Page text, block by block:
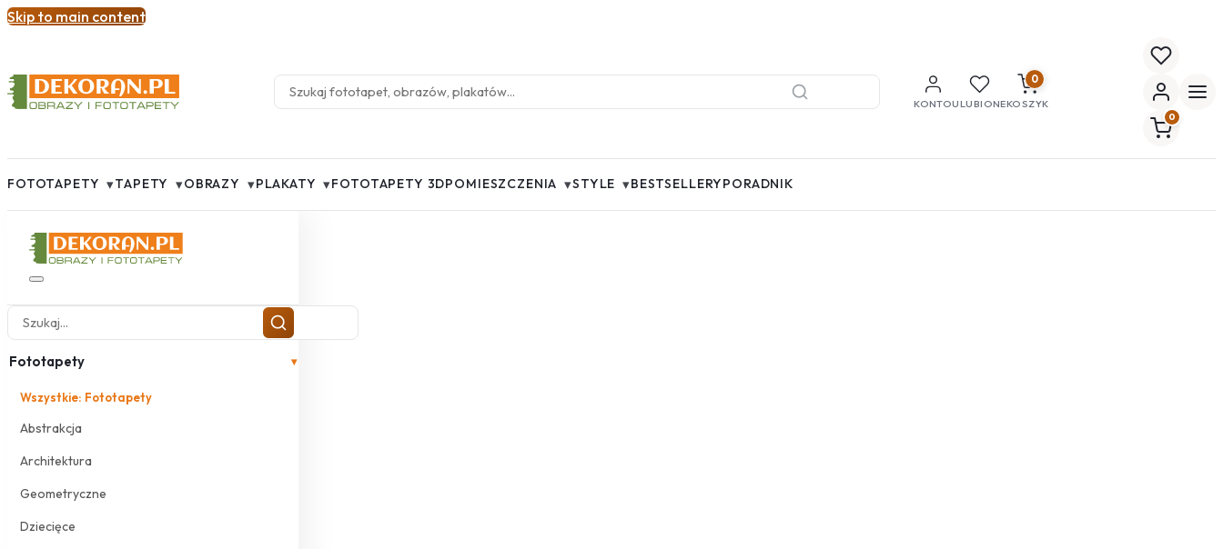
Skip to main content
KONTOULUBIONE
0
KOSZYK
0
FOTOTAPETY ▾TAPETY ▾OBRAZY ▾PLAKATY ▾FOTOTAPETY 3DPOMIESZCZENIA ▾STYLE ▾BESTSELLERYPORADNIK
Fototapety ▾
Wszystkie: Fototapety
Abstrakcja
Architektura
Geometryczne
Dziecięce